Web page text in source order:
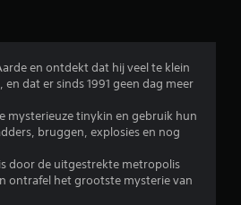
o
d
e
en ontdekt dat hij veel te klein
en dat er sinds 1991 geen dag meer
mysterieuze tinykin en gebruik hun
bruggen, explosies en nog
door de uitgestrekte metropolis
ontrafel het grootste mysterie van